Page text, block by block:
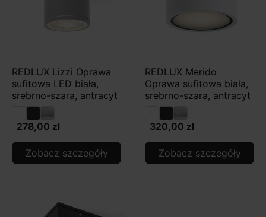
REDLUX Lizzi Oprawa
sufitowa LED biała,
srebrno-szara, antracyt
278,00 zł
Zobacz szczegóły
REDLUX Merido
Oprawa sufitowa biała,
srebrno-szara, antracyt
320,00 zł
Zobacz szczegóły